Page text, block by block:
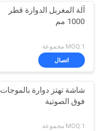
آلة المغربل الدوارة قطر
1000 مم
MOQ:1 مجموعة
اتصال
شاشة تهتز دوارة بالموجات
فوق الصوتية
MOQ:1 مجموعة